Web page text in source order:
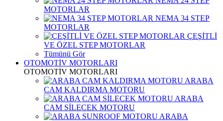
MOTORLAR
NEMA 34 STEP
MOTORLAR
ÇEŞİTLİ
VE ÖZEL STEP MOTORLAR
Tümünü Gör
OTOMOTİV MOTORLARI
OTOMOTİV MOTORLARI
ARABA
CAM KALDIRMA MOTORU
ARABA
CAM SİLECEK MOTORU
ARABA